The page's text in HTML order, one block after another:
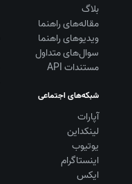
بلاگ
مقاله‌های راهنما
ویديوهای راهنما
سوال‌های متداول
مستندات API
شبکه‌های اجتماعی
آپارات
لینکداین
یوتیوب
اینستاگرام
ایکس